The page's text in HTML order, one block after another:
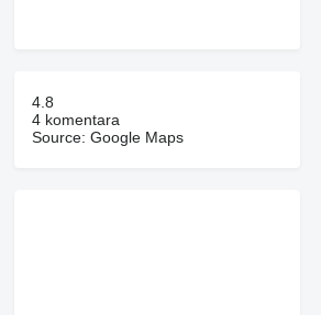
4.8
4 komentara
Source: Google Maps